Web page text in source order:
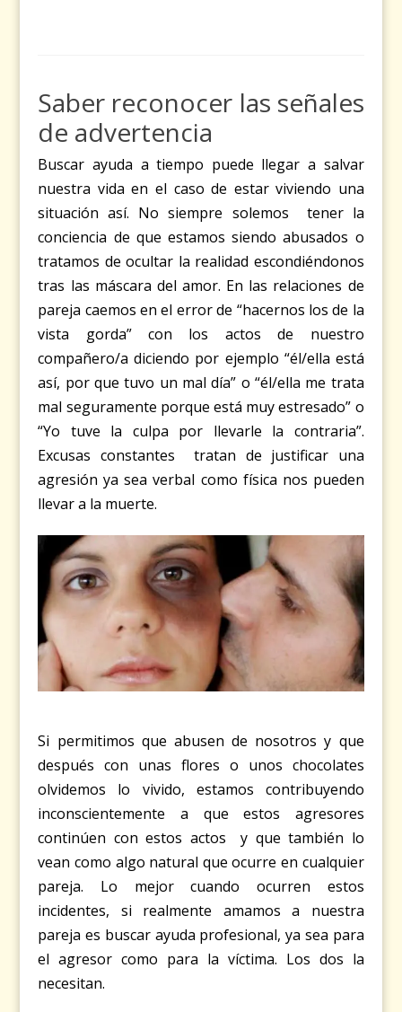
Saber reconocer las señales
de advertencia
Buscar ayuda a tiempo puede llegar a salvar
nuestra vida en el caso de estar viviendo una
situación así. No siempre solemos tener la
conciencia de que estamos siendo abusados o
tratamos de ocultar la realidad escondiéndonos
tras las máscara del amor. En las relaciones de
pareja caemos en el error de “hacernos los de la
vista gorda” con los actos de nuestro
compañero/a diciendo por ejemplo “él/ella está
así, por que tuvo un mal día” o “él/ella me trata
mal seguramente porque está muy estresado” o
“Yo tuve la culpa por llevarle la contraria”.
Excusas constantes tratan de justificar una
agresión ya sea verbal como física nos pueden
llevar a la muerte.
Si permitimos que abusen de nosotros y que
después con unas flores o unos chocolates
olvidemos lo vivido, estamos contribuyendo
inconscientemente a que estos agresores
continúen con estos actos y que también lo
vean como algo natural que ocurre en cualquier
pareja. Lo mejor cuando ocurren estos
incidentes, si realmente amamos a nuestra
pareja es buscar ayuda profesional, ya sea para
el agresor como para la víctima. Los dos la
necesitan.